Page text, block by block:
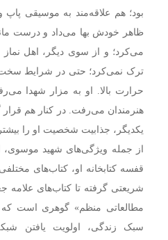
بود؛ هم علاقه‌مند به موسیقی
ظاهر خودش بها می‌داد و درست
می‌کرد؛ و از سوی دیگر، اهل
ترک نمی‌کرد؛ حتی در شرایط سخت
حرارت بالا. او به مزار شهدا
هنرمندان می‌رفت. در کنار هم
یکدیگر، جذابیت شخصیت او را
از جمله ویژگی‌های شهید موسوی،
قفسه کتابخانه او، کتاب‌های
شریعتی گرفته تا کتاب‌های
مطالعاتی منظم» گوهری است که
سبک زندگی، اولویت یافتن